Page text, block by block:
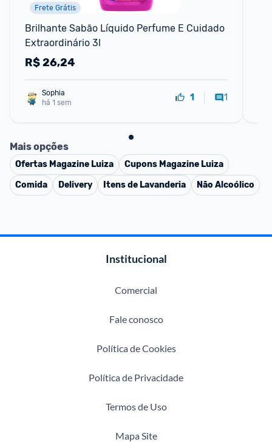
Frete Grátis
Brilhante Sabão Líquido Perfume E Cuidado
Extraordinário 3l
R$26,24
Sophia
há 1 sem
1 1
Mais opções
Ofertas Magazine Luiza Cupons Magazine Luiza
Comida
Delivery Itens de Lavanderia Não Alcoólico
Institucional
Comercial
Fale conosco
Política de Cookies
Política de Privacidade
Termos de Uso
Mapa Site